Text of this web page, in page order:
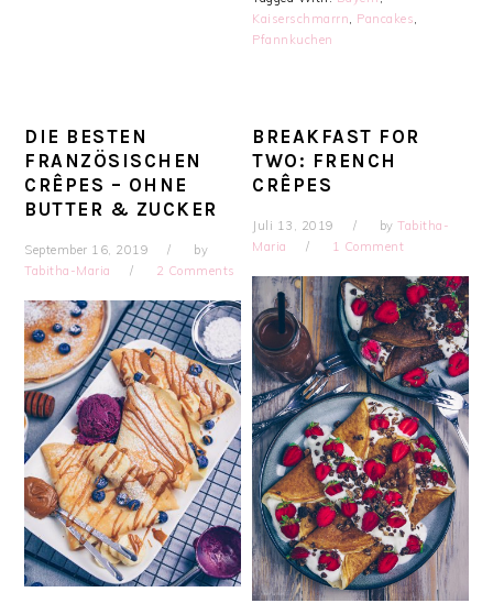
Kaiserschmarrn, Pancakes,
Pfannkuchen
DIE BESTEN
FRANZÖSISCHEN
CRÊPES – OHNE
BUTTER & ZUCKER
September 16, 2019
by
Tabitha-Maria
2 Comments
BREAKFAST FOR
TWO: FRENCH
CRÊPES
Juli 13, 2019 byTabitha-
Maria
1 Comment